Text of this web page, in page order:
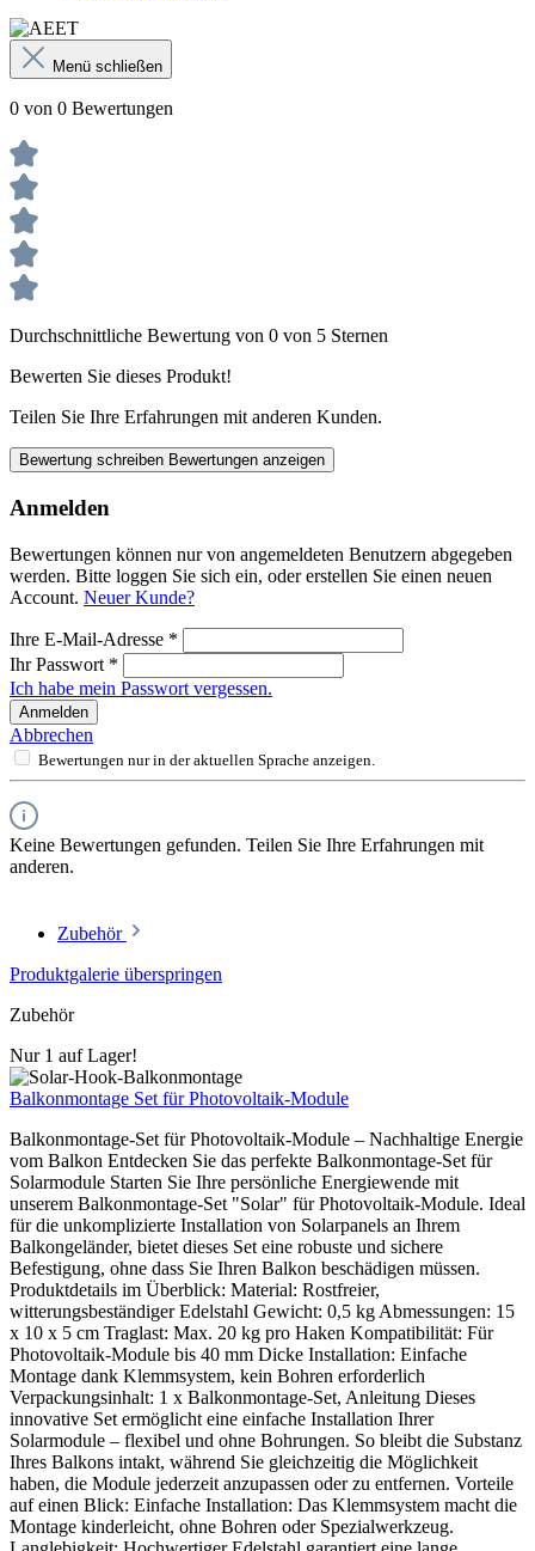
Menü schließen
0 von 0 Bewertungen
Durchschnittliche Bewertung von 0 von 5 Sternen
Bewerten Sie dieses Produkt!
Teilen Sie Ihre Erfahrungen mit anderen Kunden.
Bewertung schreiben Bewertungen anzeigen
Anmelden
Bewertungen können nur von angemeldeten Benutzern abgegeben
werden. Bitte loggen Sie sich ein, oder erstellen Sie einen neuen
Account. Neuer Kunde?
Ihre E-Mail-Adresse *
Ihr Passwort *
Ich habe mein Passwort vergessen.
Anmelden
Abbrechen
Bewertungen nur in der aktuellen Sprache anzeigen.
Keine Bewertungen gefunden. Teilen Sie Ihre Erfahrungen mit
anderen.
Zubehör
Produktgalerie überspringen
Zubehör
Nur 1 auf Lager!
Balkonmontage Set für Photovoltaik-Module
Balkonmontage-Set für Photovoltaik-Module – Nachhaltige Energie
vom Balkon Entdecken Sie das perfekte Balkonmontage-Set für
Solarmodule Starten Sie Ihre persönliche Energiewende mit
unserem Balkonmontage-Set "Solar" für Photovoltaik-Module. Ideal
für die unkomplizierte Installation von Solarpanels an Ihrem
Balkongeländer, bietet dieses Set eine robuste und sichere
Befestigung, ohne dass Sie Ihren Balkon beschädigen müssen.
Produktdetails im Überblick: Material: Rostfreier,
witterungsbeständiger Edelstahl Gewicht: 0,5 kg Abmessungen: 15
x 10 x 5 cm Traglast: Max. 20 kg pro Haken Kompatibilität: Für
Photovoltaik-Module bis 40 mm Dicke Installation: Einfache
Montage dank Klemmsystem, kein Bohren erforderlich
Verpackungsinhalt: 1 x Balkonmontage-Set, Anleitung Dieses
innovative Set ermöglicht eine einfache Installation Ihrer
Solarmodule – flexibel und ohne Bohrungen. So bleibt die Substanz
Ihres Balkons intakt, während Sie gleichzeitig die Möglichkeit
haben, die Module jederzeit anzupassen oder zu entfernen. Vorteile
auf einen Blick: Einfache Installation: Das Klemmsystem macht die
Montage kinderleicht, ohne Bohren oder Spezialwerkzeug.